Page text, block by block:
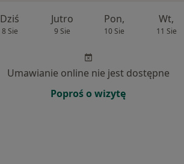
Dziś
8 Sie
Jutro
9 Sie
Pon,
10 Sie
Wt,
11 Sie
Umawianie online nie jest dostępne
Poproś o wizytę